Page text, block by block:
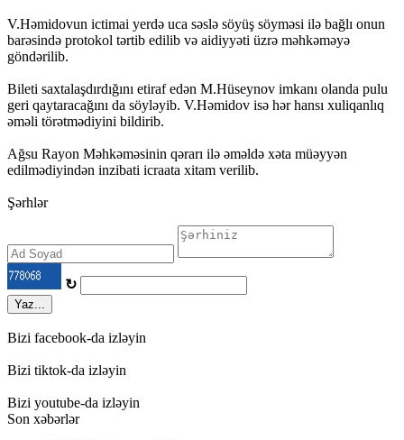
V.Həmidovun ictimai yerdə uca səslə söyüş söyməsi ilə bağlı onun
barəsində protokol tərtib edilib və aidiyyəti üzrə məhkəməyə
göndərilib.
Bileti saxtalaşdırdığını etiraf edən M.Hüseynov imkanı olanda pulu
geri qaytaracağını da söyləyib. V.Həmidov isə hər hansı xuliqanlıq
əməli törətmədiyini bildirib.
Ağsu Rayon Məhkəməsinin qərarı ilə əməldə xəta müəyyən
edilmədiyindən inzibati icraata xitam verilib.
Şərhlər
↻
Yaz...
Bizi facebook-da izləyin
Bizi tiktok-da izləyin
Bizi youtube-da izləyin
Son xəbərlər